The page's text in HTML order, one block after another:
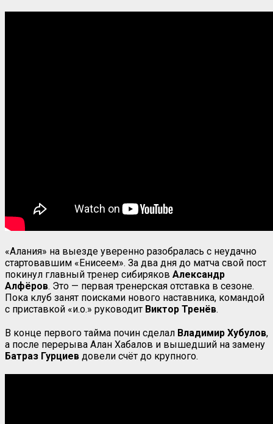
«Алания» на выезде уверенно разобралась с неудачно
стартовавшим «Енисеем». За два дня до матча свой пост
покинул главный тренер сибиряков Александр
Алфёров. Это — первая тренерская отставка в сезоне.
Пока клуб занят поисками нового наставника, командой
с приставкой «и.о.» руководит Виктор Тренёв.
В конце первого тайма почин сделал Владимир Хубулов,
а после перерыва Алан Хабалов и вышедший на замену
Батраз Гурциев довели счёт до крупного.